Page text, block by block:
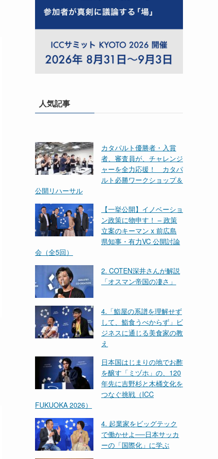
人気記事
カタパルト優勝者・入賞
者、審査員が、チャレンジ
ャーを全力応援！ カタパ
ルト必勝ワークショップ＆
公開リハーサル
【一挙公開】イノベーショ
ン政策に物申す！ – 政策
立案のキーマン x 前広島
県知事・有力VC 公開討論
会（全5回）
2. COTEN深井さんが解説
「オスマン帝国の凄さ」
4.「鮨屋の系譜を理解せず
して、鮨食うべからず」ビ
ジネスに通じる美食家の教
え
日本国はじまりの地でお酢
を醸す「ミヅホ」の、120
年先に吉野杉と木桶文化を
つなぐ挑戦（ICC
FUKUOKA 2026）
4. 起業家をビッグテック
で働かせよ──日本サッカ
ーの「国際化」に学ぶ